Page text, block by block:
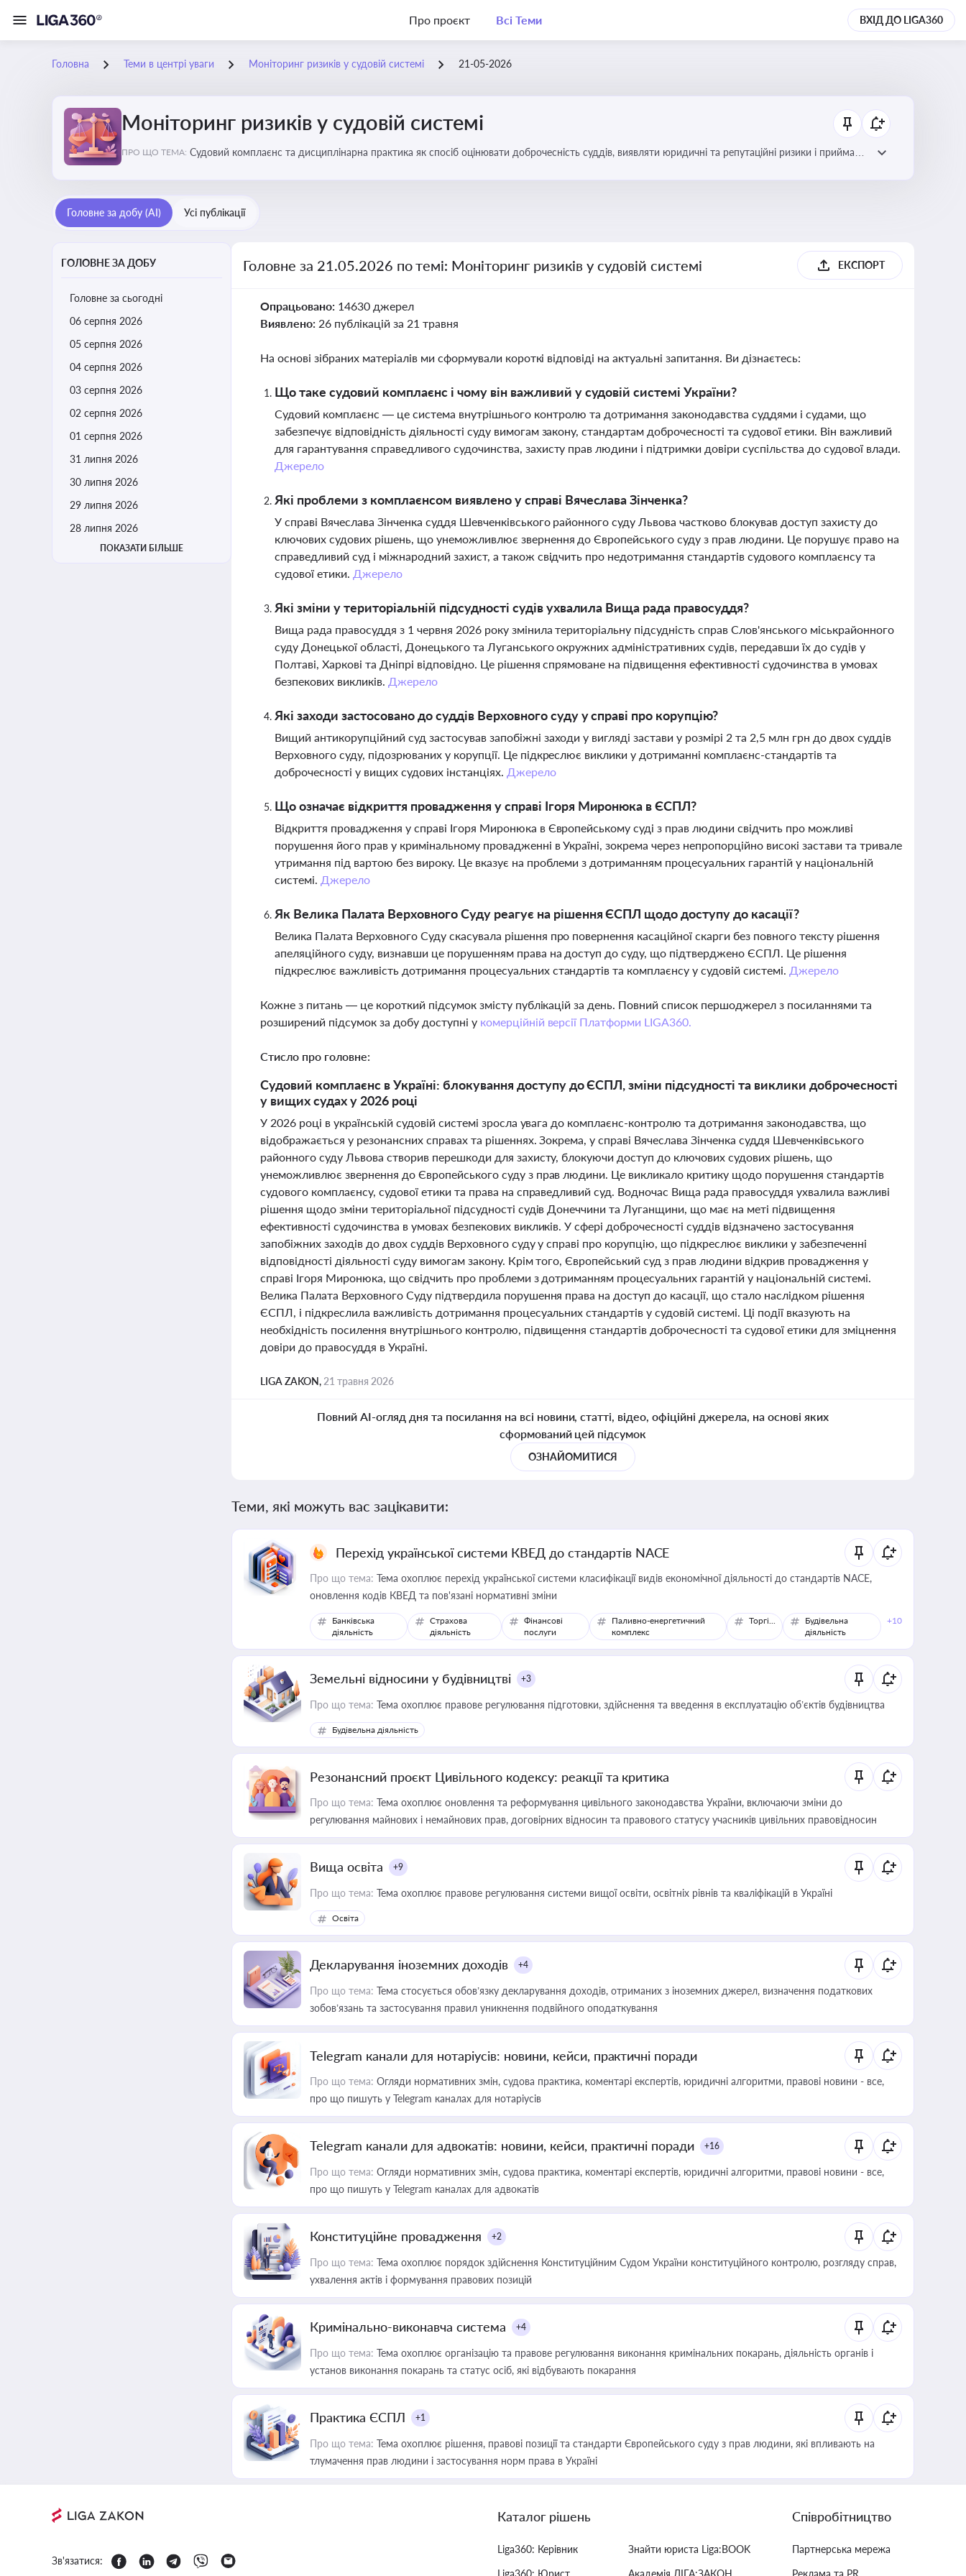
Про проєкт Всі Теми ВХІД ДО LIGA360
Головна Теми в центрі уваги Моніторинг ризиків у судовій системі 21-05-2026
Моніторинг ризиків у судовій системі
ПРО ЩО ТЕМА: Судовий комплаєнс та дисциплінарна практика як спосіб оцінювати доброчесність суддів, виявляти юридичні та репутаційні ризики і приймати
Головне за добу (AI) Усі публікації
ГОЛОВНЕ ЗА ДОБУ
Головне за сьогодні
06 серпня 2026
05 серпня 2026
04 серпня 2026
03 серпня 2026
02 серпня 2026
01 серпня 2026
31 липня 2026
30 липня 2026
29 липня 2026
28 липня 2026
ПОКАЗАТИ БІЛЬШЕ
Головне за 21.05.2026 по темі: Моніторинг ризиків у судовій системі ЕКСПОРТ
Опрацьовано: 14630 джерел
Виявлено: 26 публікацій за 21 травня
На основі зібраних матеріалів ми сформували короткі відповіді на актуальні запитання. Ви дізнаєтесь:
Що таке судовий комплаєнс і чому він важливий у судовій системі України?
Судовий комплаєнс — це система внутрішнього контролю та дотримання законодавства суддями і судами, що
забезпечує відповідність діяльності суду вимогам закону, стандартам доброчесності та судової етики. Він важливий
для гарантування справедливого судочинства, захисту прав людини і підтримки довіри суспільства до судової влади.
Джерело
Які проблеми з комплаєнсом виявлено у справі Вячеслава Зінченка?
У справі Вячеслава Зінченка суддя Шевченківського районного суду Львова частково блокував доступ захисту до
ключових судових рішень, що унеможливлює звернення до Європейського суду з прав людини. Це порушує право на
справедливий суд і міжнародний захист, а також свідчить про недотримання стандартів судового комплаєнсу та
судової етики. Джерело
Які зміни у територіальній підсудності судів ухвалила Вища рада правосуддя?
Вища рада правосуддя з 1 червня 2026 року змінила територіальну підсудність справ Слов'янського міськрайонного
суду Донецької області, Донецького та Луганського окружних адміністративних судів, передавши їх до судів у
Полтаві, Харкові та Дніпрі відповідно. Це рішення спрямоване на підвищення ефективності судочинства в умовах
безпекових викликів. Джерело
Які заходи застосовано до суддів Верховного суду у справі про корупцію?
Вищий антикорупційний суд застосував запобіжні заходи у вигляді застави у розмірі 2 та 2,5 млн грн до двох суддів
Верховного суду, підозрюваних у корупції. Це підкреслює виклики у дотриманні комплаєнс-стандартів та
доброчесності у вищих судових інстанціях. Джерело
Що означає відкриття провадження у справі Ігоря Миронюка в ЄСПЛ?
Відкриття провадження у справі Ігоря Миронюка в Європейському суді з прав людини свідчить про можливі
порушення його прав у кримінальному провадженні в Україні, зокрема через непропорційно високі застави та тривале
утримання під вартою без вироку. Це вказує на проблеми з дотриманням процесуальних гарантій у національній
системі. Джерело
Як Велика Палата Верховного Суду реагує на рішення ЄСПЛ щодо доступу до касації?
Велика Палата Верховного Суду скасувала рішення про повернення касаційної скарги без повного тексту рішення
апеляційного суду, визнавши це порушенням права на доступ до суду, що підтверджено ЄСПЛ. Це рішення
підкреслює важливість дотримання процесуальних стандартів та комплаєнсу у судовій системі. Джерело
Кожне з питань — це короткий підсумок змісту публікацій за день. Повний список першоджерел з посиланнями та
розширений підсумок за добу доступні у комерційній версії Платформи LIGA360.
Стисло про головне:
Судовий комплаєнс в Україні: блокування доступу до ЄСПЛ, зміни підсудності та виклики доброчесності
у вищих судах у 2026 році
У 2026 році в українській судовій системі зросла увага до комплаєнс-контролю та дотримання законодавства, що
відображається у резонансних справах та рішеннях. Зокрема, у справі Вячеслава Зінченка суддя Шевченківського
районного суду Львова створив перешкоди для захисту, блокуючи доступ до ключових судових рішень, що
унеможливлює звернення до Європейського суду з прав людини. Це викликало критику щодо порушення стандартів
судового комплаєнсу, судової етики та права на справедливий суд. Водночас Вища рада правосуддя ухвалила важливі
рішення щодо зміни територіальної підсудності судів Донеччини та Луганщини, що має на меті підвищення
ефективності судочинства в умовах безпекових викликів. У сфері доброчесності суддів відзначено застосування
запобіжних заходів до двох суддів Верховного суду у справі про корупцію, що підкреслює виклики у забезпеченні
відповідності діяльності суду вимогам закону. Крім того, Європейський суд з прав людини відкрив провадження у
справі Ігоря Миронюка, що свідчить про проблеми з дотриманням процесуальних гарантій у національній системі.
Велика Палата Верховного Суду підтвердила порушення права на доступ до касації, що стало наслідком рішення
ЄСПЛ, і підкреслила важливість дотримання процесуальних стандартів у судовій системі. Ці події вказують на
необхідність посилення внутрішнього контролю, підвищення стандартів доброчесності та судової етики для зміцнення
довіри до правосуддя в Україні.
LIGA ZAKON, 21 травня 2026
Повний AI-огляд дня та посилання на всі новини, статті, відео, офіційні джерела, на основі яких
сформований цей підсумок
ОЗНАЙОМИТИСЯ
Теми, які можуть вас зацікавити:
Перехід української системи КВЕД до стандартів NACE
Про що тема: Тема охоплює перехід української системи класифікації видів економічної діяльності до стандартів NACE,
оновлення кодів КВЕД та пов'язані нормативні зміни
Банківська
діяльність
Страхова
діяльність
Фінансові
послуги
Паливно-енергетичний
комплекс
Торгівля
Будівельна
діяльність
+10
Земельні відносини у будівництві +3
Про що тема: Тема охоплює правове регулювання підготовки, здійснення та введення в експлуатацію об’єктів будівництва
Будівельна діяльність
Резонансний проєкт Цивільного кодексу: реакції та критика
Про що тема: Тема охоплює оновлення та реформування цивільного законодавства України, включаючи зміни до
регулювання майнових і немайнових прав, договірних відносин та правового статусу учасників цивільних правовідносин
Вища освіта +9
Про що тема: Тема охоплює правове регулювання системи вищої освіти, освітніх рівнів та кваліфікацій в Україні
Освіта
Декларування іноземних доходів +4
Про що тема: Тема стосується обов’язку декларування доходів, отриманих з іноземних джерел, визначення податкових
зобов’язань та застосування правил уникнення подвійного оподаткування
Telegram канали для нотаріусів: новини, кейси, практичні поради
Про що тема: Огляди нормативних змін, судова практика, коментарі експертів, юридичні алгоритми, правові новини - все,
про що пишуть у Telegram каналах для нотаріусів
Telegram канали для адвокатів: новини, кейси, практичні поради +16
Про що тема: Огляди нормативних змін, судова практика, коментарі експертів, юридичні алгоритми, правові новини - все,
про що пишуть у Telegram каналах для адвокатів
Конституційне провадження +2
Про що тема: Тема охоплює порядок здійснення Конституційним Судом України конституційного контролю, розгляду справ,
ухвалення актів і формування правових позицій
Кримінально-виконавча система +4
Про що тема: Тема охоплює організацію та правове регулювання виконання кримінальних покарань, діяльність органів і
установ виконання покарань та статус осіб, які відбувають покарання
Практика ЄСПЛ +1
Про що тема: Тема охоплює рішення, правові позиції та стандарти Європейського суду з прав людини, які впливають на
тлумачення прав людини і застосування норм права в Україні
Зв'язатися:
Каталог рішень
Liga360: Керівник
Liga360: Юрист
Знайти юриста Liga:BOOK
Академія ЛІГА:ЗАКОН
Співробітництво
Партнерська мережа
Реклама та PR